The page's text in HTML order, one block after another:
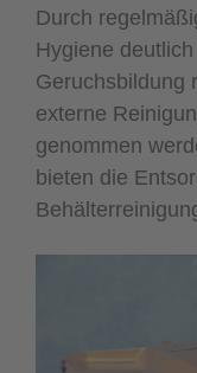
Durch
Hygiene
Geruchsbildung
externe
genommen
bieten die